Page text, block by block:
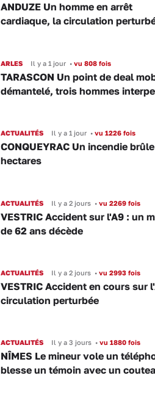
ANDUZE Un homme en arrêt
cardiaque, la circulation
ARLES Il y a 1 jour •vu 808 fois
TARASCON Un point de deal
démantelé, trois hommes
ACTUALITÉS Il y a 1 jour •vu 1226 fois
CONQUEYRAC Un incendie
hectares
ACTUALITÉS Il y a 2 jours •vu 2269 fois
VESTRIC Accident sur l'A9 : un
de 62 ans décède
ACTUALITÉS Il y a 2 jours •vu 2993 fois
VESTRIC Accident en cours sur
circulation perturbée
ACTUALITÉS Il y a 3 jours •vu 1880 fois
NÎMES Le mineur vole un
blesse un témoin avec un